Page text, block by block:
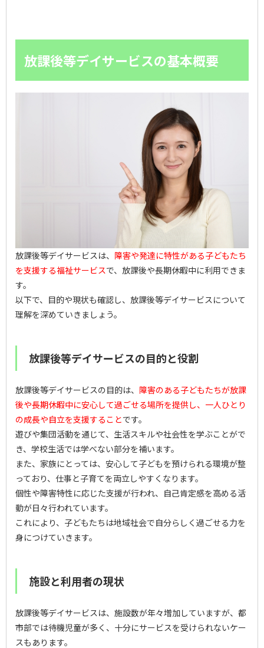
放課後等デイサービスの基本概要
放課後等デイサービスは、 障害や発達に特性がある子どもたち
を支援する福祉サービスで、放課後や長期休暇中に利用できま
す。
以下で、目的や現状も確認し、放課後等デイサービスについて
理解を深めていきましょう。
放課後等デイサービスの目的と役割
放課後等デイサービスの目的は、 障害のある子どもたちが放課
後や長期休暇中に安心して過ごせる場所を提供し、一人ひとり
の成長や自立を支援することです。
遊びや集団活動を通じて、生活スキルや社会性を学ぶことがで
き、学校生活では学べない部分を補います。
また、家族にとっては、安心して子どもを預けられる環境が整
っており、仕事と子育てを両立しやすくなります。
個性や障害特性に応じた支援が行われ、自己肯定感を高める活
動が日々行われています。
これにより、子どもたちは地域社会で自分らしく過ごせる力を
身につけていきます。
施設と利用者の現状
放課後等デイサービスは、施設数が年々増加していますが、都
市部では待機児童が多く、十分にサービスを受けられないケー
スもあります。